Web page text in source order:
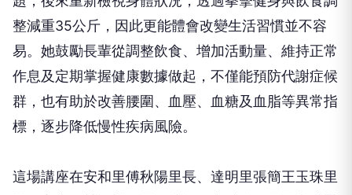
鄭孟洳表示，自己過去也曾因肥胖出現代謝症候群問
題，後來重新檢視身體狀況，透過拳擊健身與飲食調
整減重35公斤，因此更能體會改變生活習慣並不容
易。她鼓勵長輩從調整飲食、增加活動量、維持正常
作息及定期掌握健康數據做起，不僅能預防代謝症候
標，逐步降低慢性疾病風險。